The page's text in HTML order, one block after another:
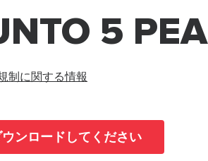
5
制に関する情報
ンロードしてください